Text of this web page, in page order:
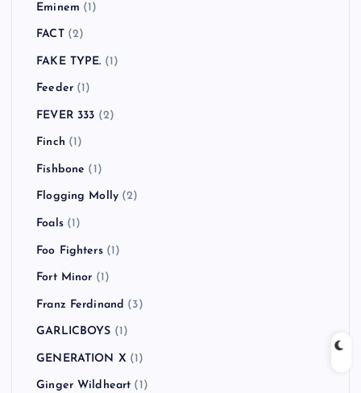
Eminem (1)
FACT(2)
FAKE TYPE. (1)
Feeder(1)
FEVER 333 (2)
Finch (1)
Fishbone (1)
Flogging Molly (2)
Foals(1)
Foo Fighters(1)
Fort Minor (1)
Franz Ferdinand (3)
GARLICBOYS (1)
GENERATION X (1)
Ginger Wildheart (1)